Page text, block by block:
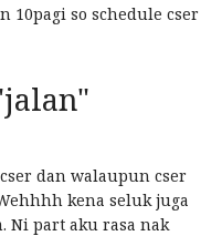
10pagi so schedule cser
dan walaupun cser
kena seluk juga
Ni part aku rasa nak